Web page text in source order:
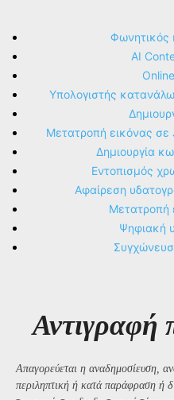
Φωνητικός
AI
Υπολογιστής
Μετατροπή εικόνας σε
Δημιουργία
Εντοπισμός
Αφαίρεση
Μετατροπή
Ψηφιακή
Αντιγραφή
Απαγορεύεται η αναδημοσίευση,
περιληπτική ή κατά παράφραση ή